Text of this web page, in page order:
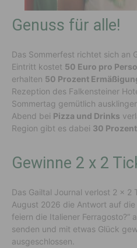
Genuss für alle!
Das Sommerfest richtet sich an
Eintritt kostet 50 Euro pro
erhalten 50 Prozent
Rezeption des Falkensteiner
Sommertag gemütlich
Abend bei Pizza und Drinks
Region gibt es dabei 30
Gewinne 2 x 2
Das Gailtal Journal verlost 2 x 2
August 2026 die Antwort auf die
feiern die Italiener Ferragosto?“
senden und mit etwas Glück
ausgeschlossen.